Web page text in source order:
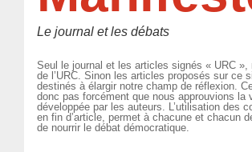
Le journal et les débats
Seul le journal et les articles signés « URC »,
de l’URC. Sinon les articles proposés sur ce
destinés à élargir notre champ de réflexion.
donc pas forcément que nous approuvions la
développée par les auteurs. L’utilisation des
en fin d’article, permet à chacune et chacun
de nourrir le débat démocratique.